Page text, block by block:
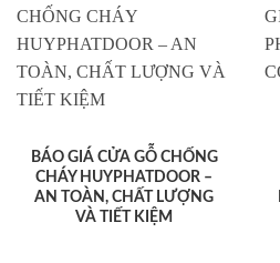
BÁO GIÁ CỬA GỖ CHỐNG
CHÁY HUYPHATDOOR –
AN TOÀN, CHẤT LƯỢNG
VÀ TIẾT KIỆM